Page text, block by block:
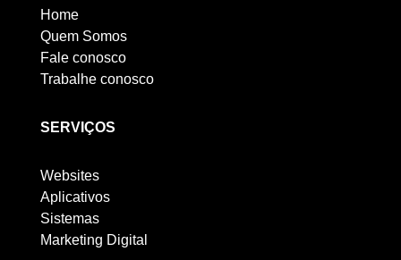
Home
Quem Somos
Fale conosco
Trabalhe conosco
SERVIÇOS
Websites
Aplicativos
Sistemas
Marketing Digital